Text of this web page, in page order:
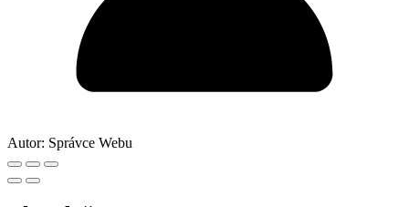
Autor: Správce Webu